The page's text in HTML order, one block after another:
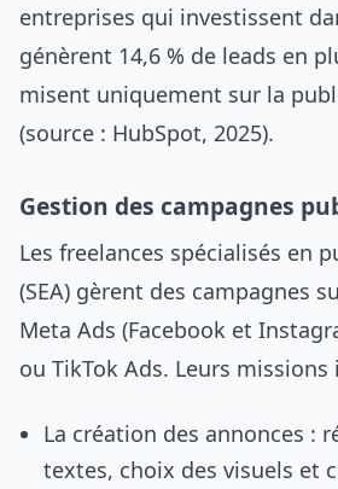
entreprises qui investissent
génèrent 14,6 % de leads en
misent uniquement sur la
(source : HubSpot, 2025).
Gestion des campagnes
Les freelances spécialisés en
(SEA) gèrent des campagnes
Meta Ads (Facebook et
ou TikTok Ads. Leurs missions
La création des annonces :
textes, choix des visuels et